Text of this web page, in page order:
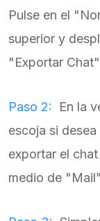
Pulse en el
superior y
"Exportar
Paso 2:
En la
escoja si
exportar el
medio de